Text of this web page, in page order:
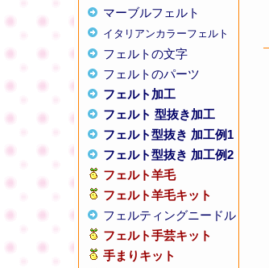
マーブルフェルト
イタリアンカラーフェルト
フェルトの文字
フェルトのパーツ
フェルト加工
フェルト 型抜き加工
フェルト型抜き 加工例1
フェルト型抜き 加工例2
フェルト羊毛
フェルト羊毛キット
フェルティングニードル
フェルト手芸キット
手まりキット